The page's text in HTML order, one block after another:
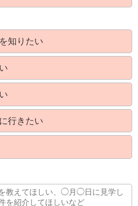
知りたい
行きたい